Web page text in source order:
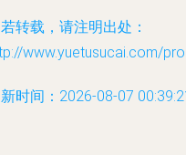
转载，请注明出处：
www.yuetusucai.com/
时间：2026-08-07